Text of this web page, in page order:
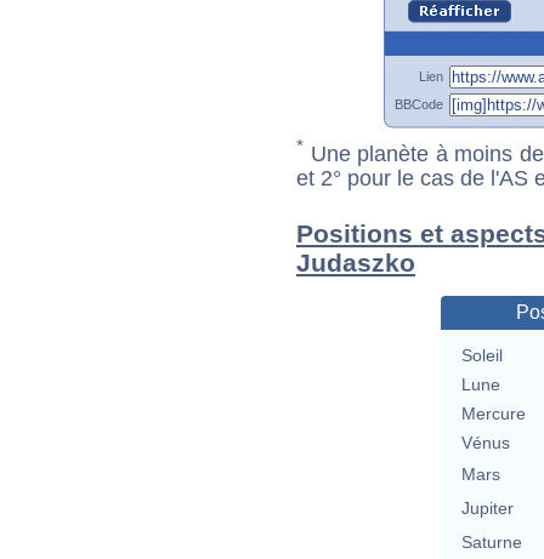
Lien
BBCode
* Une planète à moins
et 2° pour le cas de l'AS
Positions et
Judaszko
Soleil
Lune
Mercure
Vénus
Mars
Jupiter
Saturne